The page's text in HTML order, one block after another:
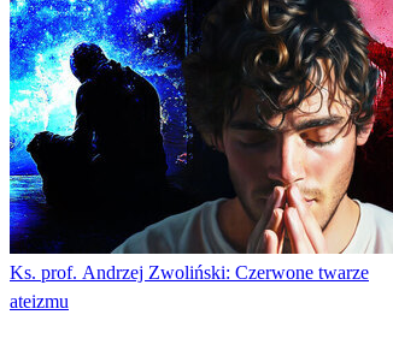
Ks. prof. Andrzej Zwoliński: Czerwone twarze
ateizmu